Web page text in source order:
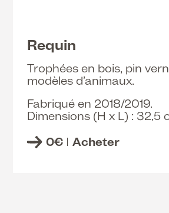
Requin
Trophées en bois, pin
modèles d’animaux.
Fabriqué en 2018/2019.
Dimensions (H x L) : 32,5
0€ Acheter